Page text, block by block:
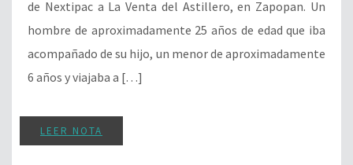
de Nextipac a La Venta del Astillero, en Zapopan. Un
hombre de aproximadamente 25 años de edad que iba
acompañado de su hijo, un menor de aproximadamente
6 años y viajaba a […]
LEER NOTA